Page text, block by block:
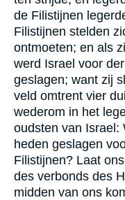
de Filistijnen
Filistijnen stelden
ontmoeten; en als
werd Israel voor
geslagen; want zij
veld omtrent vier
wederom in het
oudsten van Israel:
heden geslagen
Filistijnen? Laat
des verbonds des
midden van ons